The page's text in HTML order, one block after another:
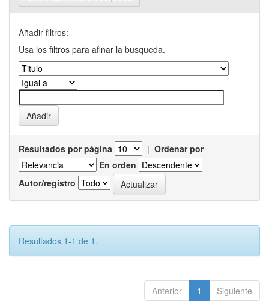
Añadir filtros:
Usa los filtros para afinar la busqueda.
Resultados por página | Ordenar por
En orden
Autor/registro
Resultados 1-1 de 1.
Anterior 1 Siguiente